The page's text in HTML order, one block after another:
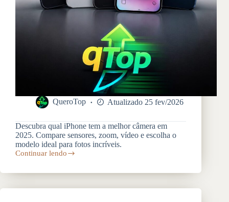
QueroTop Atualizado 25 fev/2026
Descubra qual iPhone tem a melhor câmera em
2025. Compare sensores, zoom, vídeo e escolha o
modelo ideal para fotos incríveis.
Continuar lendo
iPhone
Melhor